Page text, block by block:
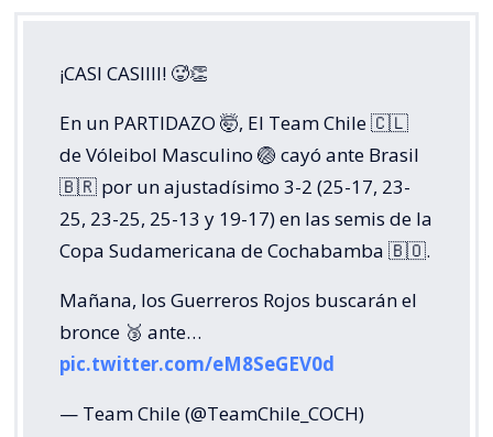
¡CASI CASIIII! 🥵👏
En un PARTIDAZO 🤯, El Team Chile 🇨🇱
de Vóleibol Masculino 🏐 cayó ante Brasil
🇧🇷 por un ajustadísimo 3-2 (25-17, 23-
25, 23-25, 25-13 y 19-17) en las semis de la
Copa Sudamericana de Cochabamba 🇧🇴.
Mañana, los Guerreros Rojos buscarán el
bronce 🥉 ante…
pic.twitter.com/eM8SeGEV0d
— Team Chile (@TeamChile_COCH)